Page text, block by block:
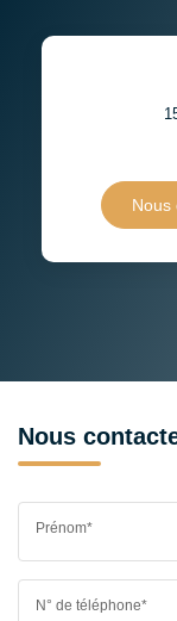
Nous
Nous
Prénom*
N° de téléphone*